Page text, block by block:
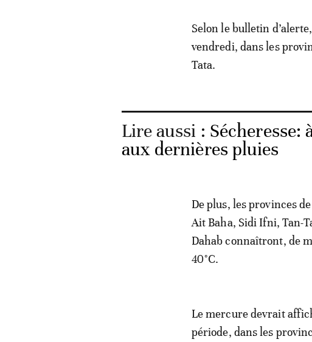
Selon le bulletin
vendredi, dans les
Tata.
Lire aussi : Sécheresse:
aux dernières pluies
De plus, les provinces
Ait Baha, Sidi Ifni, Tan-
Dahab connaîtront, de
40°C.
Le mercure devrait
période, dans les